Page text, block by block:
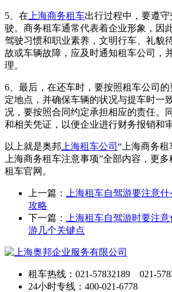
5、在 上海商务租车出行过程中，要遵
驶。商务租车通常代表着企业形象，因
驾驶习惯和职业素养，文明行车、礼貌
故或车辆故障，应及时通知租车公司，
理。
6、最后，在还车时，要按照租车公司
定地点，并确保车辆的状况与提车时一
况，要按照合同约定承担相应的责任。
和相关凭证，以便企业进行财务报销和审
以上就是奥邦 上海租车公司 “上海商务租
上海商务租车注意事项”全部内容，更
租车官网。
上一篇：
上海租车自驾游要注意
攻略
下一篇：
上海租车自驾游时要注
游几个关键点
租车热线：021-57832189 021-
24小时专线：400-021-6778